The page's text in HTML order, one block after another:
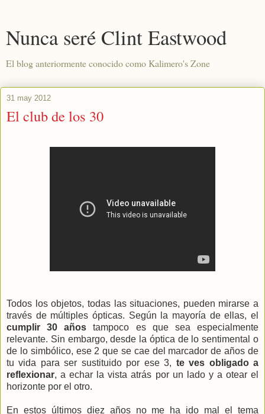
Nunca seré Clint Eastwood
El blog anteriormente conocido como Kalimero's Zone
31 may 2012
El club de los 30
Todos los objetos, todas las situaciones, pueden mirarse a
través de múltiples ópticas. Según la mayoría de ellas, el
cumplir 30 años tampoco es que sea especialmente
relevante. Sin embargo, desde la óptica de lo sentimental o
de lo simbólico, ese 2 que se cae del marcador de años de
tu vida para ser sustituido por ese 3, te ves obligado a
reflexionar, a echar la vista atrás por un lado y a otear el
horizonte por el otro.
En estos últimos diez años no me ha ido mal el tema